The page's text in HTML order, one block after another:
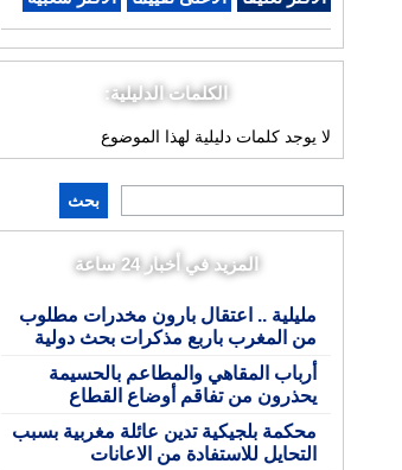
الكلمات الدليلية:
لا يوجد كلمات دليلية لهذا الموضوع
بحث
المزيد في أخبار 24 ساعة
مليلية .. اعتقال بارون مخدرات مطلوب
من المغرب باربع مذكرات بحث دولية
أرباب المقاهي والمطاعم بالحسيمة
يحذرون من تفاقم أوضاع القطاع
محكمة بلجيكية تدين عائلة مغربية بسبب
التحايل للاستفادة من الاعانات